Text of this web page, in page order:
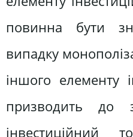
повинна бути
випадку
іншого елементу
призводить до
інвестиційний